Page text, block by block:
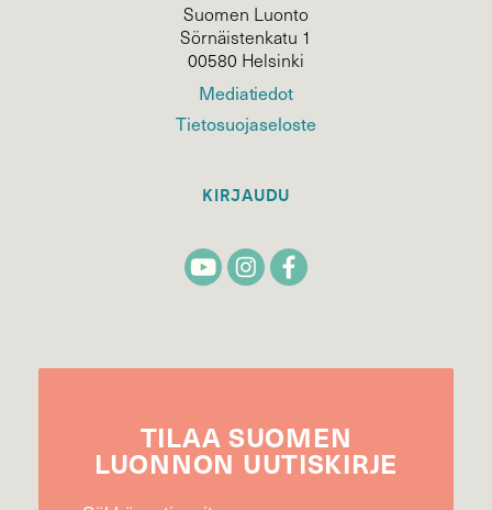
Suomen Luonto
Sörnäistenkatu 1
00580 Helsinki
Mediatiedot
Tietosuojaseloste
KIRJAUDU
TILAA SUOMEN
LUONNON UUTIS­KIRJE